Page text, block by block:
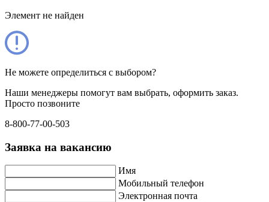
Элемент не найден
Не можете определиться с выбором?
Наши менеджеры помогут вам выбрать, оформить заказ.
Просто позвоните
8-800-77-00-503
Заявка на вакансию
Имя
Мобильный телефон
Электронная почта